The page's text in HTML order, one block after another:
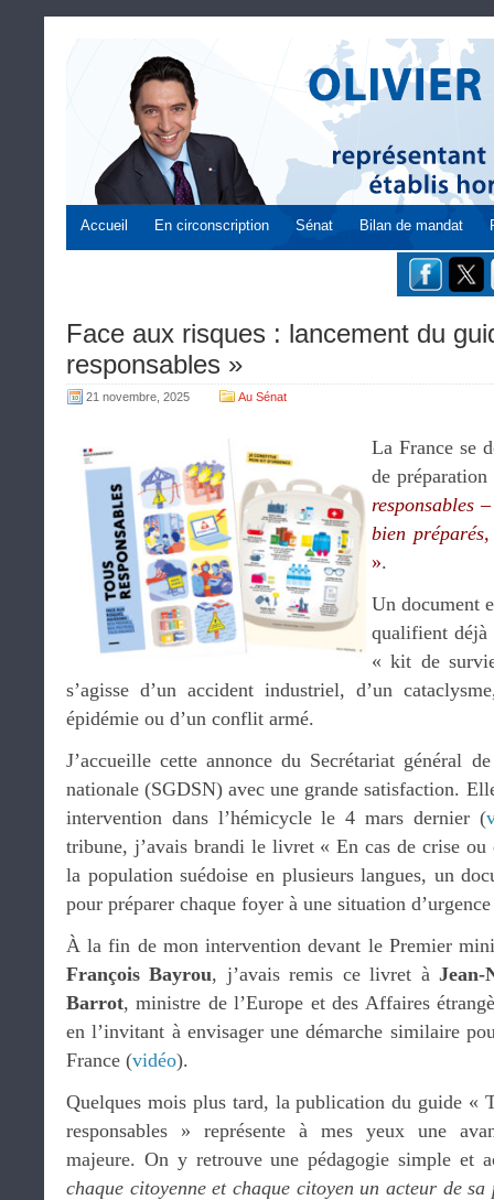
Accueil En circonscription Sénat Bilan de mandat
Face aux risques : lancement du
responsables »
21 novembre, 2025 Au Sénat
La France se
de
responsables
bien
».
Un document
qualifient déjà
« kit de
s’agisse d’un accident industriel, d’un
épidémie ou d’un conflit armé.
J’accueille cette annonce du Secrétariat général
nationale (SGDSN) avec une grande satisfaction.
intervention dans l’hémicycle le 4 mars dernier (
tribune, j’avais brandi le livret « En cas de crise
la population suédoise en plusieurs langues, un
pour préparer chaque foyer à une situation
À la fin de mon intervention devant le Premier
François Bayrou, j’avais remis ce livret àJean-
Barrot, ministre de l’Europe et des Affaires
en l’invitant à envisager une démarche similaire
France (vidéo).
Quelques mois plus tard, la publication du guide «
responsables » représente à mes yeux une
majeure. On y retrouve une pédagogie simple et
chaque citoyenne et chaque citoyen un acteur de